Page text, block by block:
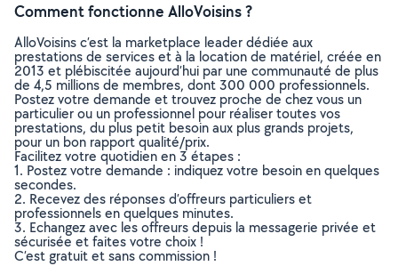
Comment fonctionne AlloVoisins ?
AlloVoisins c’est la marketplace leader dédiée aux
prestations de services et à la location de matériel, créée en
2013 et plébiscitée aujourd’hui par une communauté de plus
de 4,5 millions de membres, dont 300 000 professionnels.
Postez votre demande et trouvez proche de chez vous un
particulier ou un professionnel pour réaliser toutes vos
prestations, du plus petit besoin aux plus grands projets,
pour un bon rapport qualité/prix.
Facilitez votre quotidien en 3 étapes :
1. Postez votre demande : indiquez votre besoin en quelques
secondes.
2. Recevez des réponses d’offreurs particuliers et
professionnels en quelques minutes.
3. Echangez avec les offreurs depuis la messagerie privée et
sécurisée et faites votre choix !
C’est gratuit et sans commission !